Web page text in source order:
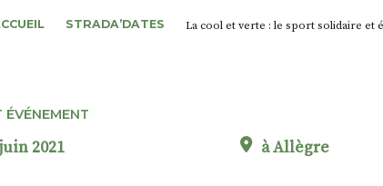
STRADA’DATES La cool et verte : le sport solidaire et
ÉVÉNEMENT
2021 à Allègre